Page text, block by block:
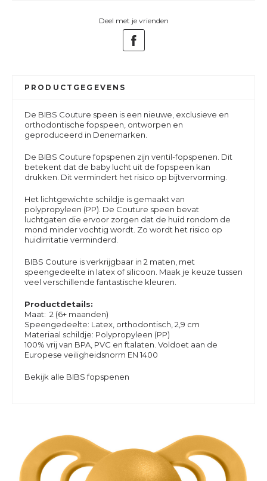
Deel met je vrienden
PRODUCTGEGEVENS
De BIBS Couture speen is een nieuwe, exclusieve en
orthodontische fopspeen, ontworpen en
geproduceerd in Denemarken.
De BIBS Couture fopspenen zijn ventil-fopspenen. Dit
betekent dat de baby lucht uit de fopspeen kan
drukken. Dit vermindert het risico op bijtvervorming.
Het lichtgewichte schildje is gemaakt van
polypropyleen (PP). De Couture speen bevat
luchtgaten die ervoor zorgen dat de huid rondom de
mond minder vochtig wordt. Zo wordt het risico op
huidirritatie verminderd.
BIBS Couture is verkrijgbaar in 2 maten, met
speengedeelte in latex of silicoon. Maak je keuze tussen
veel verschillende fantastische kleuren.
Productdetails:
Maat: 2 (6+ maanden)
Speengedeelte: Latex, orthodontisch, 2,9 cm
Materiaal schildje: Polypropyleen (PP)
100% vrij van BPA, PVC en ftalaten. Voldoet aan de
Europese veiligheidsnorm EN 1400
Bekijk alle BIBS fopspenen